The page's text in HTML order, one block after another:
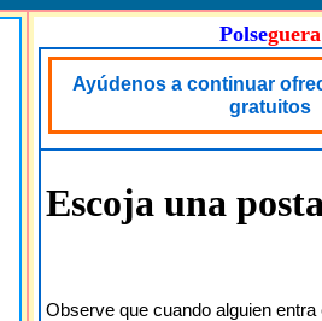
Polseguera
Ayúdenos a continuar
gratuitos
Escoja una
Observe que cuando alguien